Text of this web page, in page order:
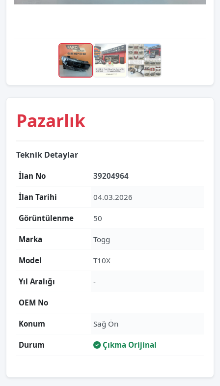
Pazarlık
Teknik Detaylar
İlan No 39204964
İlan Tarihi 04.03.2026
Görüntülenme 50
Marka Togg
Model T10X
Yıl Aralığı -
OEM No
Konum Sağ Ön
Durum Çıkma Orijinal